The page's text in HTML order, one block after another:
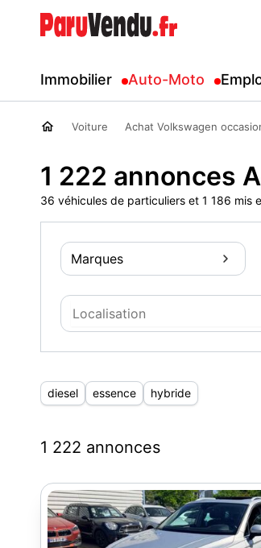
Immobilier Auto-Moto
Voiture Achat Volkswagen
1 222 annonces
36 véhicules de particuliers et 1 186 mis
Marques
diesel essence hybride
1 222 annonces